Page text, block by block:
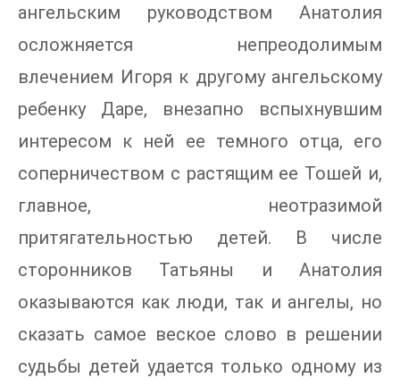
ангельским руководством Анатолия
осложняется непреодолимым
влечением Игоря к другому ангельскому
ребенку Даре, внезапно вспыхнувшим
интересом к ней ее темного отца, его
соперничеством с растящим ее Тошей и,
главное, неотразимой
притягательностью детей. В числе
сторонников Татьяны и Анатолия
оказываются как люди, так и ангелы, но
сказать самое веское слово в решении
судьбы детей удается только одному из